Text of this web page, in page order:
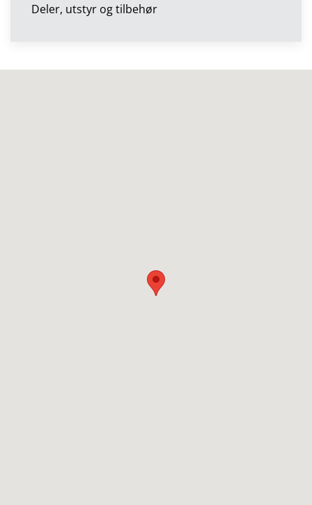
Deler, utstyr og tilbehør